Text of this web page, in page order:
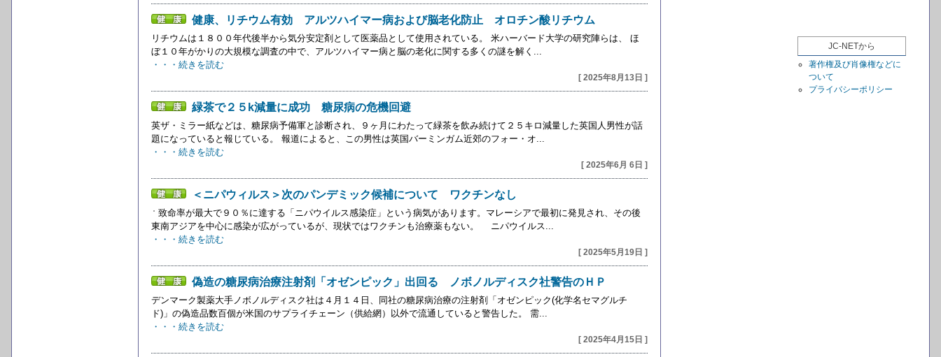
健康、リチウム有効 アルツハイマー病および脳老化防止 オロチン酸リチウム
リチウムは１８００年代後半から気分安定剤として医薬品として使用されている。 米ハーバード大学の研究陣らは、 ほ
ぼ１０年がかりの大規模な調査の中で、アルツハイマー病と脳の老化に関する多くの謎を解く...
・・・続きを読む
[ 2025年8月13日 ]
緑茶で２５k減量に成功 糖尿病の危機回避
英ザ・ミラー紙などは、糖尿病予備軍と診断され、９ヶ月にわたって緑茶を飲み続けて２５キロ減量した英国人男性が話
題になっていると報じている。 報道によると、この男性は英国バーミンガム近郊のフォー・オ...
・・・続きを読む
[ 2025年6月 6日 ]
＜ニパウィルス＞次のパンデミック候補について ワクチンなし
致命率が最大で９０％に達する「ニパウイルス感染症」という病気があります。マレーシアで最初に発見され、その後
東南アジアを中心に感染が広がっているが、現状ではワクチンも治療薬もない。 ニパウイルス...
・・・続きを読む
[ 2025年5月19日 ]
偽造の糖尿病治療注射剤「オゼンピック」出回る ノボノルディスク社警告のＨＰ
デンマーク製薬大手ノボノルディスク社は４月１４日、同社の糖尿病治療の注射剤「オゼンピック(化学名セマグルチ
ド)」の偽造品数百個が米国のサプライチェーン（供給網）以外で流通していると警告した。 需...
・・・続きを読む
[ 2025年4月15日 ]
JC-NETから
著作権及び肖像権などに
ついて
プライバシーポリシー